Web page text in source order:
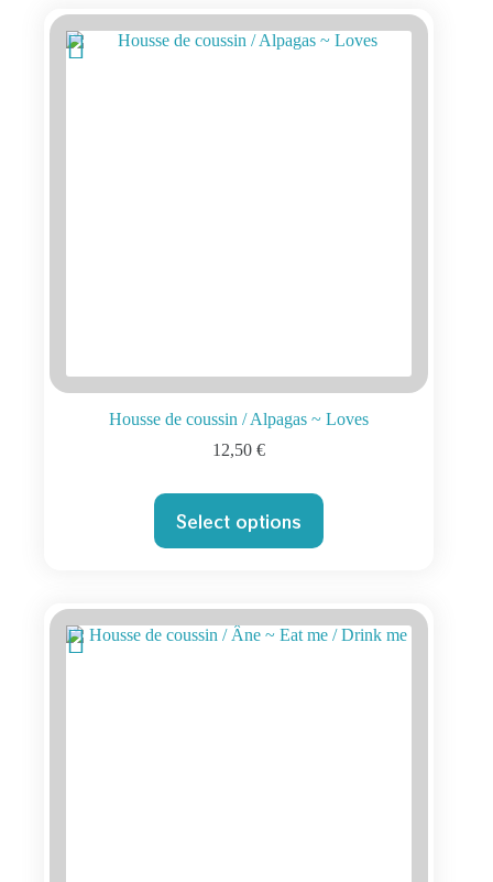
Housse de coussin / Alpagas ~ Loves
12,50€
Select options